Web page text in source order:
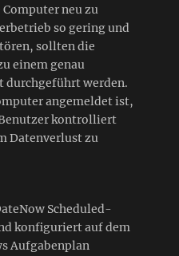
neu zu
so gering und
sollten die
einem genau
durchgeführt werden.
angemeldet ist,
kontrolliert
Datenverlust zu
Scheduled-
konfiguriert auf dem
Aufgabenplan